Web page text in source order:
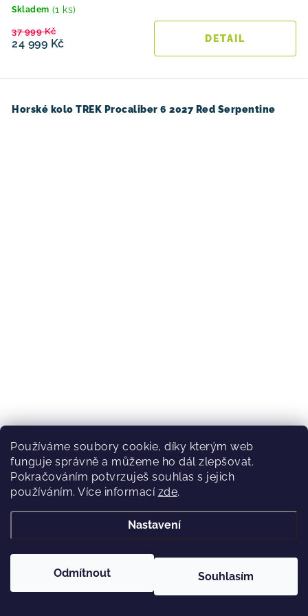
Používáme soubory cookie, díky kterým web
funguje správně a můžeme ho dál zlepšovat.
Pokračováním potvrzuješ souhlas s jejich
používáním. Více informací zde.
Nastavení
Odmítnout Souhlasím
Skladem (1 ks)
24 999 Kč
37 999 Kč
Horské kolo TREK Procaliber 6 2027 Red Serpentine
30 990 Kč
Celoodpružené horské kolo TREK Top Fuel 8 2027